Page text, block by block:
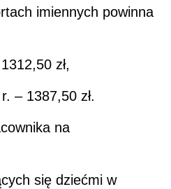
imiennych powinna
zł,
– 1387,50 zł.
na
się dziećmi w